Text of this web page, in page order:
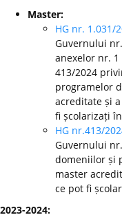
Master:
HG nr. 1.031/
Guvernului
anexelor nr.
413/2024
programelor
acreditate și
fi școlarizați
HG nr.413/
Guvernului
domeniilor și
master
ce pot fi
2023-2024: